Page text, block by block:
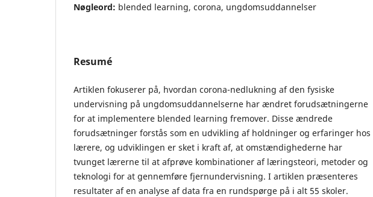
Nøgleord: blended learning, corona, ungdomsuddannelser
Resumé
Artiklen fokuserer på, hvordan corona-nedlukning af den fysiske
undervisning på ungdomsuddannelserne har ændret forudsætningerne
for at implementere blended learning fremover. Disse ændrede
forudsætninger forstås som en udvikling af holdninger og erfaringer hos
lærere, og udviklingen er sket i kraft af, at omstændighederne har
tvunget lærerne til at afprøve kombinationer af læringsteori, metoder og
teknologi for at gennemføre fjernundervisning. I artiklen præsenteres
resultater af en analyse af data fra en rundspørge på i alt 55 skoler.